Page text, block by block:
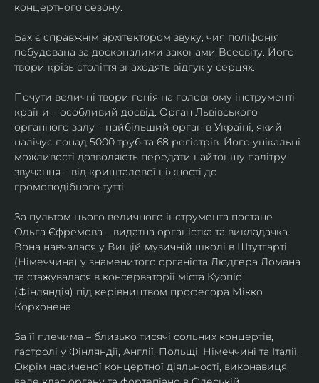
концертного сезону.
Бах є справжнім архітектором звуку, чия поліфонія
побудована за досконалими законами Всесвіту. Його
твори крізь століття знаходять відгук у серцях.
Почути величні твори генія на головному інструменті
країни – особливий досвід. Орган Львівського
органного залу – найбільший орган в Україні, який
налічує понад 5000 труб та 68 регістрів. Його унікальні
можливості дозволяють передати найтоншу палітру
звучання – від кришталевої ніжності до
громоподібного тутті.
За пультом цього величного інструмента постане
Ольга Єфремова – видатна органістка та викладачка.
Вона навчалася у Вищій музичній школі в Штутгарті
(Німеччина) у знаменитого органіста Людгера Ломана
та стажувалася в консерваторії міста Куопіо
(Фінляндія) під керівництвом професора Мікко
Корхонена.
За її плечима – близько тисячі сольних концертів,
гастролі у Фінляндії, Англії, Польщі, Німеччині та Італії.
Окрім насиченої концертної діяльності, виконавиця